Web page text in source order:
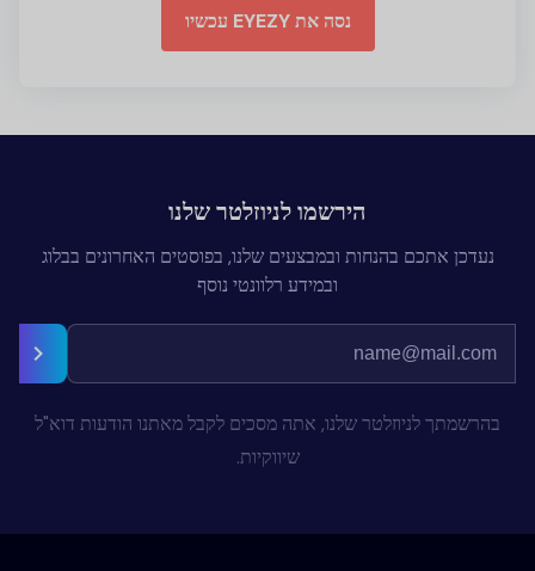
נסה את EYEZY עכשיו
הירשמו לניוזלטר שלנו
נעדכן אתכם בהנחות ובמבצעים שלנו, בפוסטים האחרונים בבלוג
ובמידע רלוונטי נוסף
בהרשמתך לניוזלטר שלנו, אתה מסכים לקבל מאתנו הודעות דוא"ל
שיווקיות.